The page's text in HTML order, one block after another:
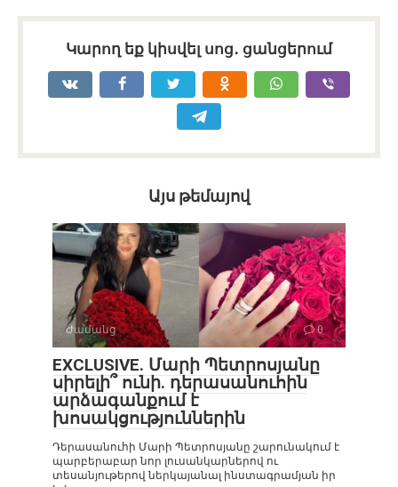
Կարող եք կիսվել սոց․ ցանցերում
Այս թեմայով
Ժամանց 0
EXCLUSIVE. Մարի Պետրոսյանը
սիրելի՞ ունի. դերասանուհին
արձագանքում է
խոսակցություններին
Դերասանուհի Մարի Պետրոսյանը շարունակում է
պարբերաբար նոր լուսանկարներով ու
տեսանյութերով ներկայանալ ինստագրամյան իր